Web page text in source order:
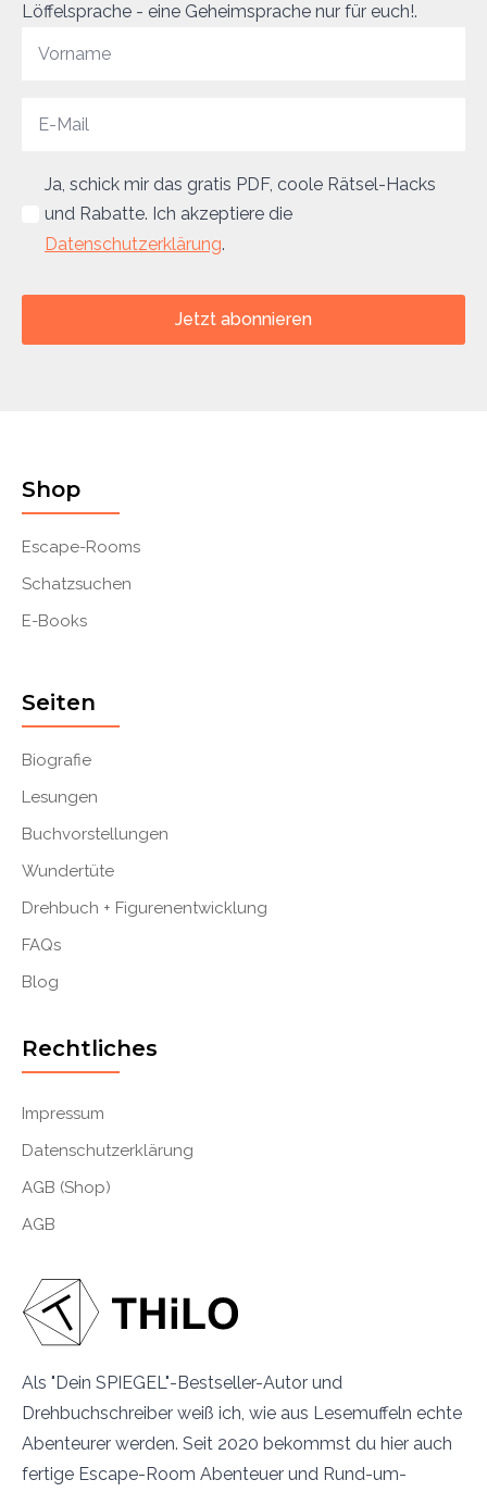
Löffelsprache - eine Geheimsprache nur für euch!.
Ja, schick mir das gratis PDF, coole Rätsel-Hacks
und Rabatte. Ich akzeptiere die
Datenschutzerklärung.
Jetzt abonnieren
Als "Dein SPIEGEL"-Bestseller-Autor und
Drehbuchschreiber weiß ich, wie aus Lesemuffeln echte
Abenteurer werden. Seit 2020 bekommst du hier auch
fertige Escape-Room Abenteuer und Rund-um-
Shop
Escape-Rooms
Schatzsuchen
E-Books
Seiten
Biografie
Lesungen
Buchvorstellungen
Wundertüte
Drehbuch + Figurenentwicklung
FAQs
Blog
Rechtliches
Impressum
Datenschutzerklärung
AGB (Shop)
AGB